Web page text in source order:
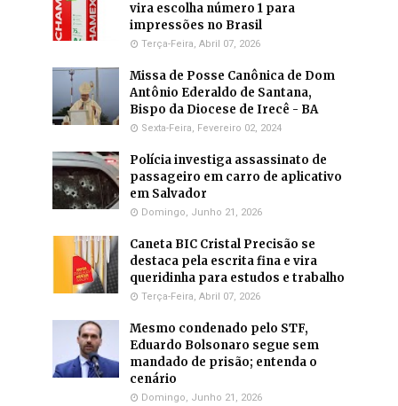
vira escolha número 1 para
impressões no Brasil
Terça-Feira, Abril 07, 2026
Missa de Posse Canônica de Dom
Antônio Ederaldo de Santana,
Bispo da Diocese de Irecê - BA
Sexta-Feira, Fevereiro 02, 2024
Polícia investiga assassinato de
passageiro em carro de aplicativo
em Salvador
Domingo, Junho 21, 2026
Caneta BIC Cristal Precisão se
destaca pela escrita fina e vira
queridinha para estudos e trabalho
Terça-Feira, Abril 07, 2026
Mesmo condenado pelo STF,
Eduardo Bolsonaro segue sem
mandado de prisão; entenda o
cenário
Domingo, Junho 21, 2026